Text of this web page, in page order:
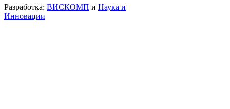
Разработка: ВИСКОМП и Наука и
Инновации